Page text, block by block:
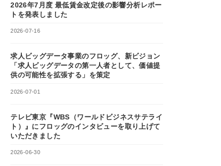
2026年7月度 最低賃金改定後の影響分析レポー
トを発表しました
2026-07-16
求人ビッグデータ事業のフロッグ、新ビジョン
「求人ビッグデータの第一人者として、価値提
供の可能性を拡張する」を策定
2026-07-01
テレビ東京『WBS（ワールドビジネスサテライ
ト）』にフロッグのインタビューを取り上げて
いただきました
2026-06-30